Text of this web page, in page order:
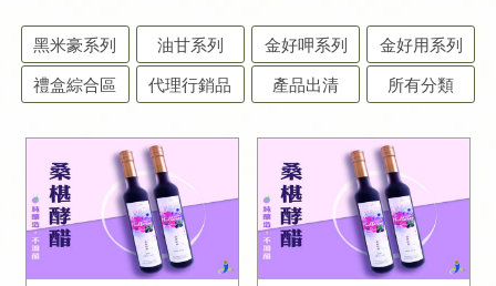
黑米豪系列 油甘系列 金好呷系列
金好用系列
禮盒綜合區
代理行銷品 產品出清 所有分類